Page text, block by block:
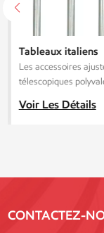
Tableaux italiens
galvanisés en
télescopique
Les accessoires
télescopiques
de projets de
Voir Les Détails
CONTACTEZ-